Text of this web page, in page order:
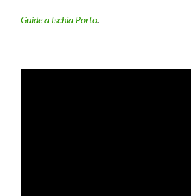
Guide a Ischia Porto.